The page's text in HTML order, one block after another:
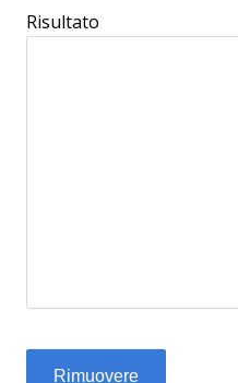
Risultato